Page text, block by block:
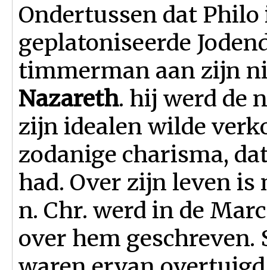
Ondertussen dat
geplatoniseerde
timmerman aan zijn
Nazareth. hij werd de
zijn idealen wilde
zodanige charisma,
had. Over zijn leven is
n. Chr. werd in de
over hem geschreven.